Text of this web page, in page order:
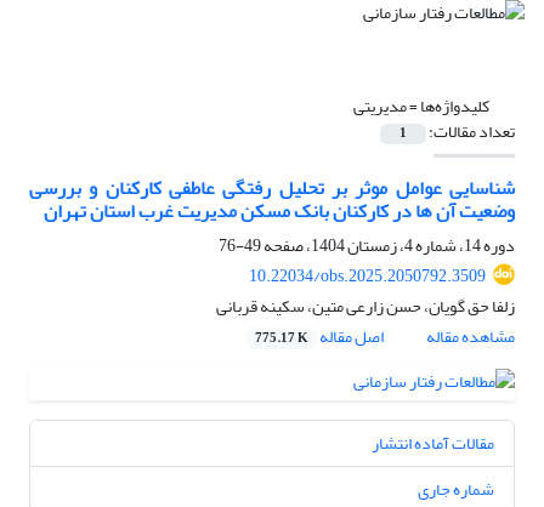
کلیدواژه‌ها =مدیریتی
تعداد مقالات: 1
شناسایی عوامل موثر بر تحلیل رفتگی عاطفی کارکنان و بررسی
وضعیت آن ها در کارکنان بانک مسکن مدیریت غرب استان تهران
دوره 14، شماره 4، زمستان 1404، صفحه
49-76
10.22034/obs.2025.2050792.3509
زلفا حق گویان، حسن زارعی متین، سکینه قربانی
مشاهده مقاله
اصل مقاله 775.17 K
مقالات آماده انتشار
شماره جاری